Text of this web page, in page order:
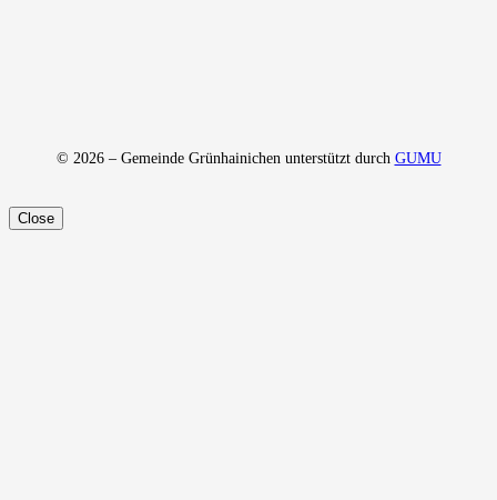
© 2026 – Gemeinde Grünhainichen unterstützt durch GUMU
Close